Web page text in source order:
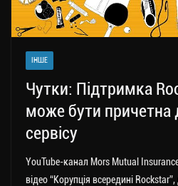
ІНШЕ
Чутки: Підтримка
може бути причетна
сервісу
YouTube-канал Mors Mutual
відео “Корупція всередині